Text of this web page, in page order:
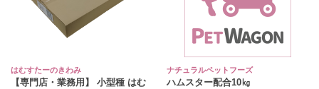
はむすたーのきわみ
【専門店・業務用】 小型種 はむ
ナチュラルペットフーズ
ハムスター配合10㎏